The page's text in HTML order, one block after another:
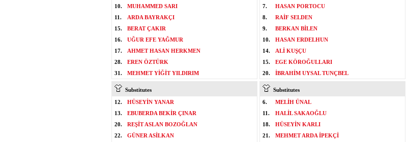
10.
MUHAMMED SARI
11.
ARDA BAYRAKÇI
15.
BERAT ÇAKIR
16.
UĞUR EFE YAĞMUR
17.
AHMET HASAN HERKMEN
28.
EREN ÖZTÜRK
31.
MEHMET YİĞİT YILDIRIM
7.
HASAN PORTOCU
8.
RAİF SELDEN
9.
BERKAN BİLEN
10.
HASAN ERDELHUN
14.
ALİ KUŞÇU
15.
EGE KÖROĞULLARI
20.
İBRAHİM UYSAL TUNÇBEL
Substitutes
12.
HÜSEYİN YANAR
13.
EBUBERDA BEKİR ÇINAR
20.
REŞİT ASLAN BOZOĞLAN
22.
GÜNER ASİLKAN
Substitutes
6.
MELİH ÜNAL
11.
HALİL SAKAOĞLU
18.
HÜSEYİN KARLI
21.
MEHMET ARDA İPEKÇİ